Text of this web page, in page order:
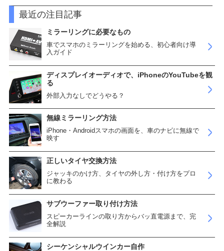
最近の注目記事
ミラーリングに必要なもの
車でスマホのミラーリングを始める、初心者向け導
入ガイド
ディスプレイオーディオで、iPhoneのYouTubeを観
る
外部入力なしでどうやる？
無線ミラーリング方法
iPhone・Androidスマホの画面を、車のナビに無線で
映す
正しいタイヤ交換方法
ジャッキのかけ方、タイヤの外し方・付け方をプロ
に教わる
サブウーファー取り付け方法
スピーカーラインの取り方からバッ直電源まで、完
全解説
シーケンシャルウインカー自作